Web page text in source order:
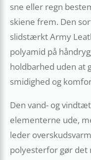
sne eller regn
skiene frem. Den
slidstærkt Army
polyamid på
holdbarhed uden at
smidighed og
Den vand- og
elementerne ude,
leder
polyesterfor gør det